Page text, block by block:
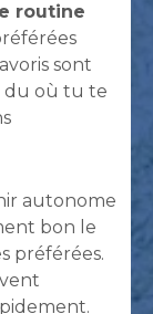
routine
sont
du où tu te
autonome
bon le
préférées.